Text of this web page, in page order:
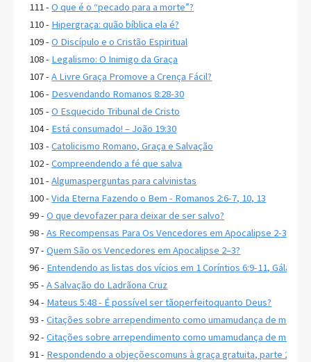
111 -O que é o “pecado para a morte”?
110 - Hipergraça: quão bíblica ela é?
109 -O Discípulo e o Cristão Espiritual
108 - Legalismo: O Inimigo da Graça
107 -A Livre Graça Promove a Crença Fácil?
106 - Desvendando Romanos 8:28-30
105 -O Esquecido Tribunal de Cristo
104 - Está consumado! – João 19:30
103 -Catolicismo Romano, Graça e Salvação
102 -Compreendendo a fé que salva
101 -Algumasperguntas para calvinistas
100 -Vida Eterna Fazendo o Bem - Romanos 2:6-7, 10, 13
99 -O que devofazer para deixar de ser salvo?
98 -As Recompensas Para Os Vencedores em Apocalipse 2-3
97 -Quem São os Vencedores em Apocalipse 2–3?
96 - Entendendo as listas dos vícios em 1 Coríntios 6:9-11, Gálatas
95 -A Salvação do Ladrãona Cruz
94 - Mateus 5:48 - É possível ser tãoperfeitoquanto Deus?
93 -Citações sobre arrependimento como umamudança de mente,
92 -Citações sobre arrependimento como umamudança de mente,
91 - Respondendo a objeçõescomuns à graça gratuita, parte 2